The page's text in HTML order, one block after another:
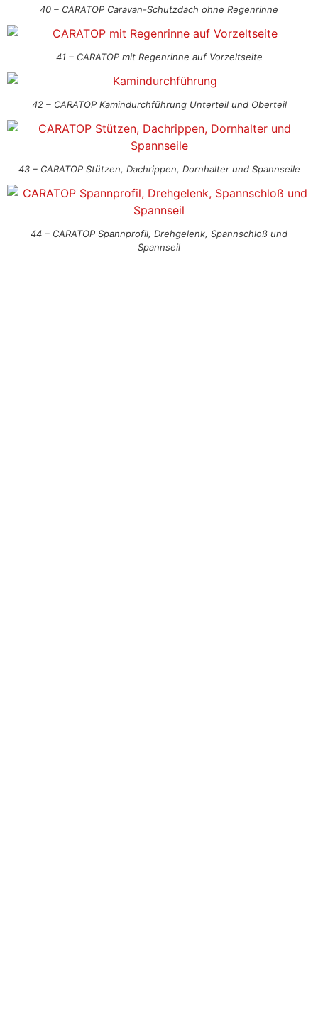
40 – CARATOP Caravan-Schutzdach ohne Regenrinne
41 – CARATOP mit Regenrinne auf Vorzeltseite
42 – CARATOP Kamindurchführung Unterteil und Oberteil
43 – CARATOP Stützen, Dachrippen, Dornhalter und Spannseile
44 – CARATOP Spannprofil, Drehgelenk, Spannschloß und
Spannseil